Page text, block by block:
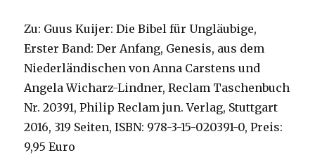
Zu: Guus Kuijer: Die Bibel für Ungläubige,
Erster Band: Der Anfang, Genesis, aus dem
Niederländischen von Anna Carstens und
Angela Wicharz-Lindner, Reclam Taschenbuch
Nr. 20391, Philip Reclam jun. Verlag, Stuttgart
2016, 319 Seiten, ISBN: 978-3-15-020391-0, Preis:
9,95 Euro